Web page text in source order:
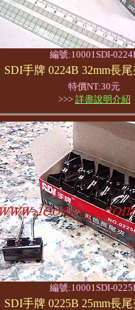
編號:10001SDI-
SDI手牌 0224B 32mm長
特價NT:30元
>>> 詳盡說明介紹
編號:10001SDI-
SDI手牌 0225B 25mm長